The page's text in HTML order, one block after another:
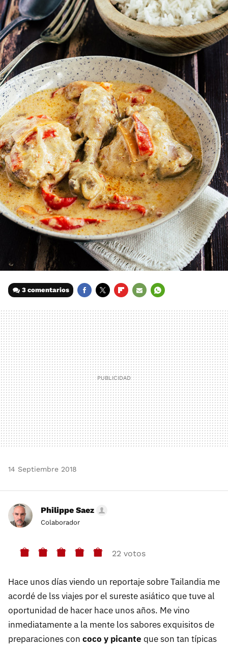
3 comentarios
MAIL
14 Septiembre 2018
Philippe Saez
Colaborador
22 votos
Hace unos días viendo un reportaje sobre Tailandia me
acordé de lss viajes por el sureste asiático que tuve al
oportunidad de hacer hace unos años. Me vino
inmediatamente a la mente los sabores exquisitos de
preparaciones con coco y picante que son tan típicas